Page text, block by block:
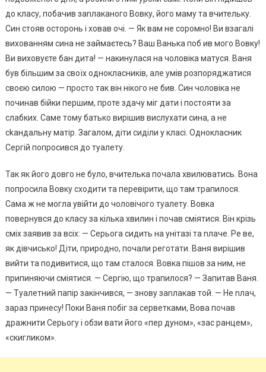
до класу, побачив заnлаканого Вовку, його маму та вчительку.
Син стояв осторонь і ховав очі. — Як вам не соромно! Ви взагалі
вихованням сина не займаєтесь? Ваш Ванька поб ив мого Вовку!
Ви виховуєте бан дита! — накинулася на чоловіка матуся. Ваня
був більшим за своїх однокласників, але умів розпоряджатися
своєю силою — просто так він нікого не бив. Син чоловіка не
починав бійки першим, проте здачу міг дати і постояти за
слабких. Саме тому батько вирішив вислухати сина, а не
сkандальну матір. Загалом, діти сиділи у класі. Однокласник
Сергій попросився до туалету.
Так як його довго не було, вчителька почала хвилюватись. Вона
попросила Вовку сходити та перевірити, що там трапилося.
Сама ж не могла увійти до чоловічого туалету. Вовка
повернувся до класу за кілька хвилин і почав сміятися. Він крізь
сміх заявив за всіх: — Серьога сидить на унітазі та nлаче. Ре ве,
як дівчисько! Діти, природно, почали реготати. Ваня вирішив
вийти та подивитися, що там сталося. Вовка пішов за ним, не
припиняючи сміятися. — Сергію, що трапилося? — Запитав Ваня.
— Туалетний папір закінчився, — знову заnлакав той. — Не nлач,
зараз принесу! Поки Ваня побіг за серветками, Вова почав
дражнити Серьогу і обзи вати його «пер дуном», «зас ранцем»,
«скигликом».